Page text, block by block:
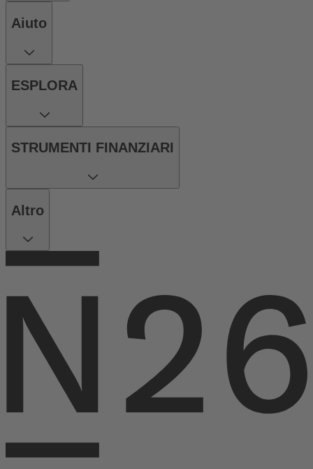
Aiuto
ESPLORA
STRUMENTI FINANZIARI
Altro